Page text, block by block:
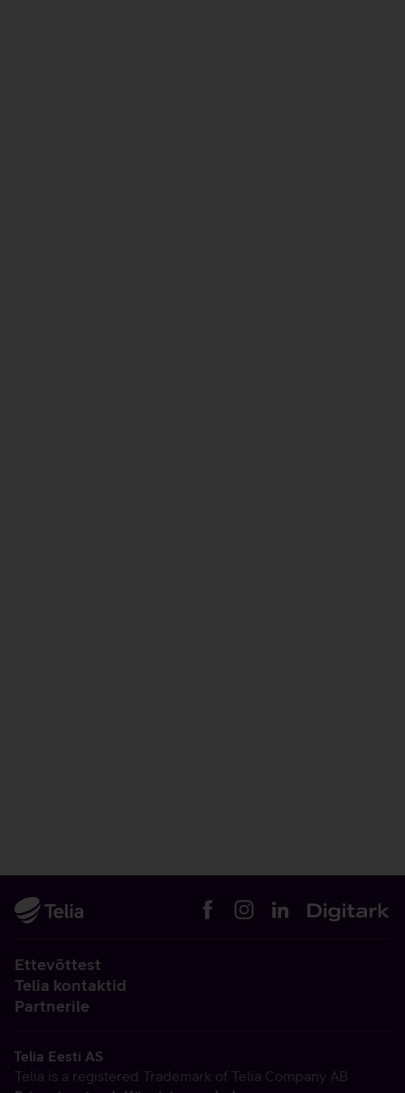
Ettevõttest
Telia kontaktid
Partnerile
Telia Eesti AS
Telia is a registered Trademark of Telia Company AB